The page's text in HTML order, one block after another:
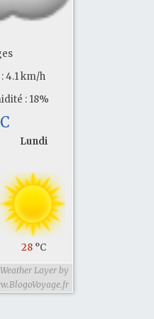
4.1 km/h
: 18%
Lundi
28 °C
Weather Layer by